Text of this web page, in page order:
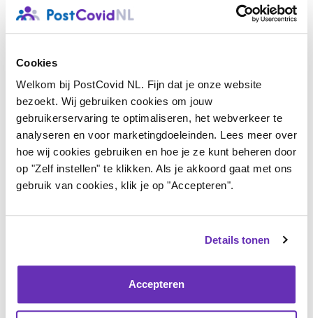
Cookies
Welkom bij PostCovid NL. Fijn dat je onze website
bezoekt. Wij gebruiken cookies om jouw
gebruikerservaring te optimaliseren, het webverkeer te
analyseren en voor marketingdoeleinden. Lees meer over
hoe wij cookies gebruiken en hoe je ze kunt beheren door
op "Zelf instellen" te klikken. Als je akkoord gaat met ons
gebruik van cookies, klik je op "Accepteren".
Details tonen
Accepteren
expertisecentra van de Universitair Medische Centra.
voor zorgprofessionals. Deze handreiking geeft
inhoudelijke handvatten aan zorgverleners om
behandelingen te starten en ter bevordering van
samenwerking tussen zorgverleners. Deze beide
ontwikkelingen vormen de basis voor het toekomstige
zorgpad voor post-covid patiënten.
De constatering van de OECD is positief, maar we zijn
implementatie en toegankelijkheid van post-covid
zorg een uitdaging blijft. Er is nog veel werk te